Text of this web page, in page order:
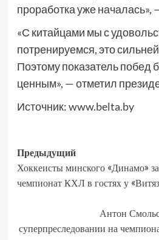
проработка уже началась»,
«С китайцами мы с
потренируемся, это
Поэтому показатель побед
ценным», — отметил
Источник:www.belta.by
Предыдущий
Хоккеисты минского «Динамо»
чемпионат КХЛ в гостях у
Антон
суперпреследовании на